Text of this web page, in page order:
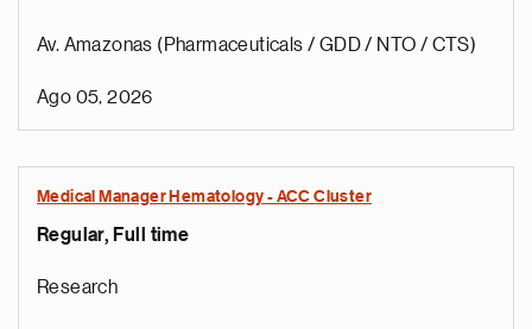
Av. Amazonas (Pharmaceuticals / GDD / NTO / CTS)
Ago 05, 2026
Medical Manager Hematology - ACC Cluster
Regular, Full time
Research